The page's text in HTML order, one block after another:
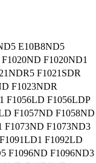
E10B8ND5
F1020ND1
F1021SDR
F1023NDR
F1056LD F1056LDP
F1057ND F1058ND
F1073ND F1073ND3
F1092LD
F1096ND F1096ND3